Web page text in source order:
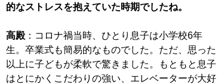
的なストレスを抱えていた時期でしたね。
高殿：コロナ禍当時、ひとり息子は小学校6年
生。卒業式も簡易的なものでした。ただ、思った
以上に子どもが柔軟で驚きました。もともと息子
はとにかくこだわりの強い、エレベーターが大好